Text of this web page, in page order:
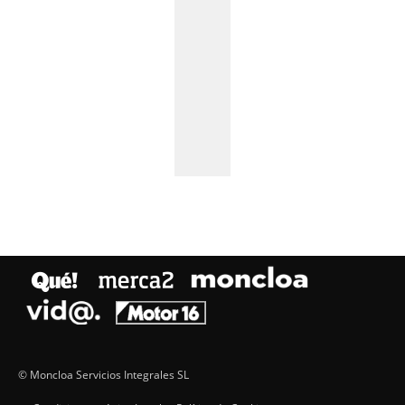
© Moncloa Servicios Integrales SL